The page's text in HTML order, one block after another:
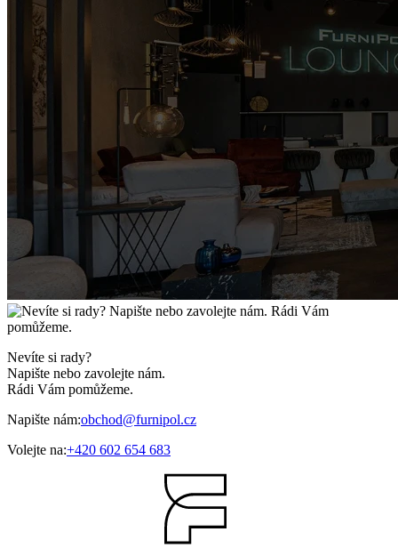
Nevíte si rady?
Napište nebo zavolejte nám.
Rádi Vám pomůžeme.
Napište nám:obchod@furnipol.cz
Volejte na:+420 602 654 683